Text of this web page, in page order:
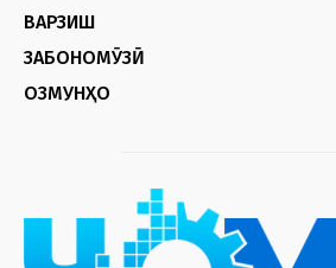
ВАРЗИШ
ЗАБОНОМӮЗӢ
ОЗМУНҲО